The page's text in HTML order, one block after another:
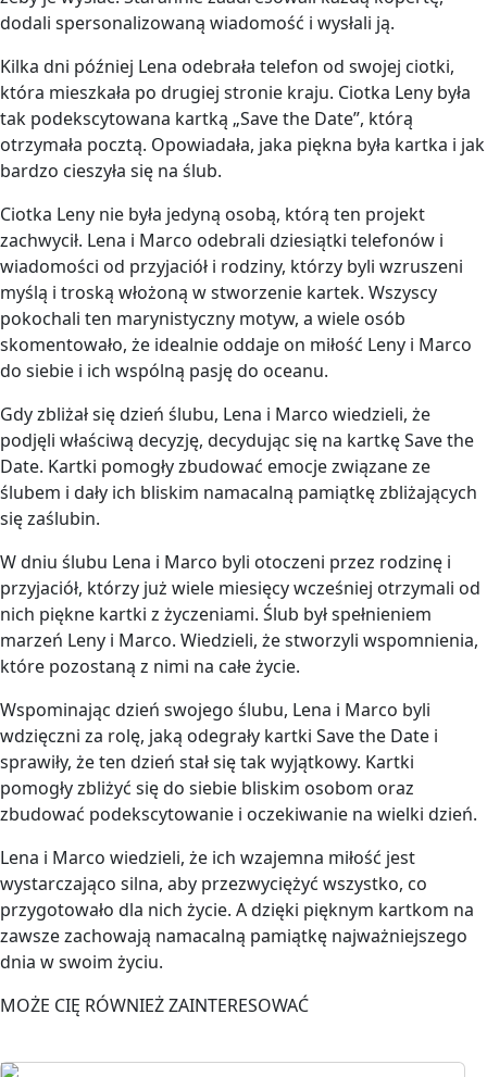
dodali spersonalizowaną wiadomość i wysłali ją.
Kilka dni później Lena odebrała telefon od swojej ciotki,
która mieszkała po drugiej stronie kraju. Ciotka Leny była
tak podekscytowana kartką „Save the Date”, którą
otrzymała pocztą. Opowiadała, jaka piękna była kartka i jak
bardzo cieszyła się na ślub.
Ciotka Leny nie była jedyną osobą, którą ten projekt
zachwycił. Lena i Marco odebrali dziesiątki telefonów i
wiadomości od przyjaciół i rodziny, którzy byli wzruszeni
myślą i troską włożoną w stworzenie kartek. Wszyscy
pokochali ten marynistyczny motyw, a wiele osób
skomentowało, że idealnie oddaje on miłość Leny i Marco
do siebie i ich wspólną pasję do oceanu.
Gdy zbliżał się dzień ślubu, Lena i Marco wiedzieli, że
podjęli właściwą decyzję, decydując się na kartkę Save the
Date. Kartki pomogły zbudować emocje związane ze
ślubem i dały ich bliskim namacalną pamiątkę zbliżających
się zaślubin.
W dniu ślubu Lena i Marco byli otoczeni przez rodzinę i
przyjaciół, którzy już wiele miesięcy wcześniej otrzymali od
nich piękne kartki z życzeniami. Ślub był spełnieniem
marzeń Leny i Marco. Wiedzieli, że stworzyli wspomnienia,
które pozostaną z nimi na całe życie.
Wspominając dzień swojego ślubu, Lena i Marco byli
wdzięczni za rolę, jaką odegrały kartki Save the Date i
sprawiły, że ten dzień stał się tak wyjątkowy. Kartki
pomogły zbliżyć się do siebie bliskim osobom oraz
zbudować podekscytowanie i oczekiwanie na wielki dzień.
Lena i Marco wiedzieli, że ich wzajemna miłość jest
wystarczająco silna, aby przezwyciężyć wszystko, co
przygotowało dla nich życie. A dzięki pięknym kartkom na
zawsze zachowają namacalną pamiątkę najważniejszego
dnia w swoim życiu.
MOŻE CIĘ RÓWNIEŻ ZAINTERESOWAĆ